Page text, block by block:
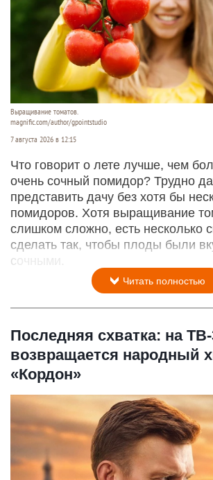
Выращивание томатов.
magnific.com/author/gpointstudio
7 августа 2026 в 12:15
Что говорит о лете лучше, чем
очень сочный помидор? Трудно
представить дачу без хотя бы
помидоров. Хотя выращивание
слишком сложно, есть несколько
сделать так, чтобы плоды были
сочными.
Читать полностью
Последняя схватка: на
возвращается народный
«Кордон»